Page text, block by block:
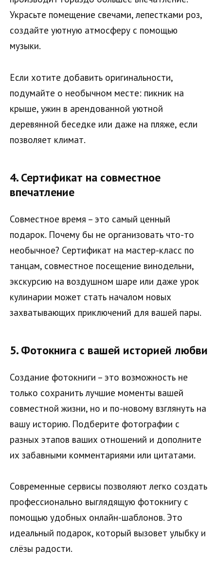
Украсьте помещение свечами, лепестками роз,
создайте уютную атмосферу с помощью
музыки.
Если хотите добавить оригинальности,
подумайте о необычном месте: пикник на
крыше, ужин в арендованной уютной
деревянной беседке или даже на пляже, если
позволяет климат.
4.Сертификат на совместное
впечатление
Совместное время – это самый ценный
подарок. Почему бы не организовать что-то
необычное? Сертификат на мастер-класс по
танцам, совместное посещение винодельни,
экскурсию на воздушном шаре или даже урок
кулинарии может стать началом новых
захватывающих приключений для вашей пары.
5.Фотокнига с вашей историей любви
Создание фотокниги – это возможность не
только сохранить лучшие моменты вашей
совместной жизни, но и по-новому взглянуть на
вашу историю. Подберите фотографии с
разных этапов ваших отношений и дополните
их забавными комментариями или цитатами.
Современные сервисы позволяют легко создать
профессионально выглядящую фотокнигу с
помощью удобных онлайн-шаблонов. Это
идеальный подарок, который вызовет улыбку и
слёзы радости.